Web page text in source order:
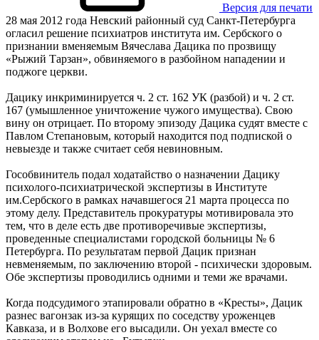
Версия для печати
28 мая 2012 года Невский районный суд Санкт-Петербурга
огласил решение психиатров института им. Сербского о
признании вменяемым Вячеслава Дацика по прозвищу
«Рыжий Тарзан», обвиняемого в разбойном нападении и
поджоге церкви.
Дацику инкриминируется ч. 2 ст. 162 УК (разбой) и ч. 2 ст.
167 (умышленное уничтожение чужого имущества). Свою
вину он отрицает. По второму эпизоду Дацика судят вместе с
Павлом Степановым, который находится под подпиской о
невыезде и также считает себя невиновным.
Гособвинитель подал ходатайство о назначении Дацику
психолого-психиатрической экспертизы в Институте
им.Сербского в рамках начавшегося 21 марта процесса по
этому делу. Представитель прокуратуры мотивировала это
тем, что в деле есть две противоречивые экспертизы,
проведенные специалистами городской больницы № 6
Петербурга. По результатам первой Дацик признан
невменяемым, по заключению второй - психически здоровым.
Обе экспертизы проводились одними и теми же врачами.
Когда подсудимого этапировали обратно в «Кресты», Дацик
разнес вагонзак из-за курящих по соседству уроженцев
Кавказа, и в Волхове его высадили. Он уехал вместе со